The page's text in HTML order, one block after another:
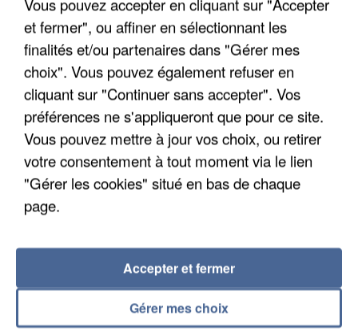
L’UN DES FONDATEURS SUPPOSÉS DE LA DZ
MAFIA INTERPELLÉ EN ALGÉRIE
et fermer", ou affiner en sélectionnant les
finalités et/ou partenaires dans "Gérer mes
choix". Vous pouvez également refuser en
cliquant sur "Continuer sans accepter". Vos
préférences ne s'appliqueront que pour ce site.
Vous pouvez mettre à jour vos choix, ou retirer
votre consentement à tout moment via le lien
"Gérer les cookies" situé en bas de chaque
page.
Gérer mes choix
Accepter et fermer